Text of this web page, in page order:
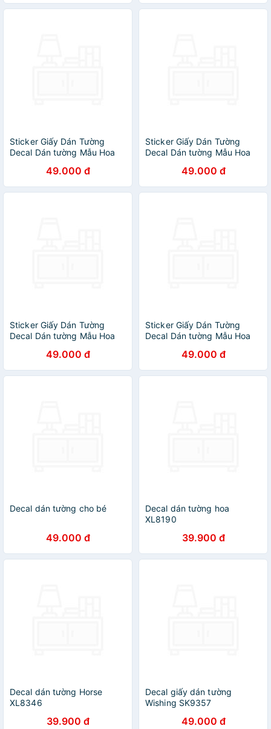
Sticker Giấy Dán Tường
Decal Dán tường Mẫu Hoa
49.000 đ
Sticker Giấy Dán Tường
Decal Dán tường Mẫu Hoa
49.000 đ
Sticker Giấy Dán Tường
Decal Dán tường Mẫu Hoa
49.000 đ
Sticker Giấy Dán Tường
Decal Dán tường Mẫu Hoa
49.000 đ
Decal dán tường cho bé
49.000 đ
Decal dán tường hoa
XL8190
39.900 đ
Decal dán tường Horse
XL8346
39.900 đ
Decal giấy dán tường
Wishing SK9357
49.000 đ